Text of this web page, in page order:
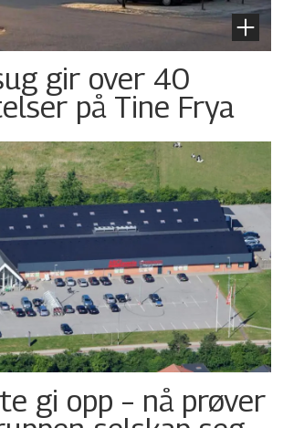
gir over 40
på Tine Frya
gi opp – nå prøver